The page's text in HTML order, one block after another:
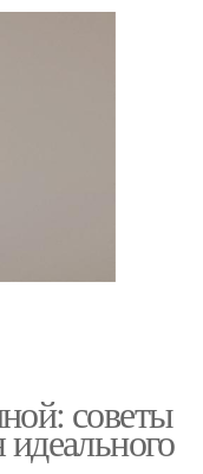
советы